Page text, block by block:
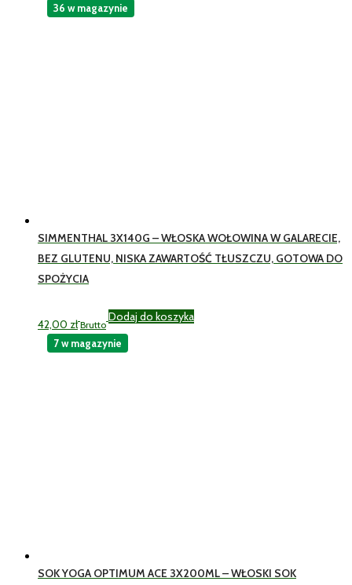
SIMMENTHAL 3X140G – WŁOSKA WOŁOWINA W GALARECIE,
BEZ GLUTENU, NISKA ZAWARTOŚĆ TŁUSZCZU, GOTOWA DO
SPOŻYCIA
42,00 zł Brutto
Dodaj do koszyka
36 w magazynie
SOK YOGA OPTIMUM ACE 3X200ML – WŁOSKI SOK
7 w magazynie